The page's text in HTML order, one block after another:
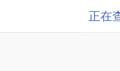
正在